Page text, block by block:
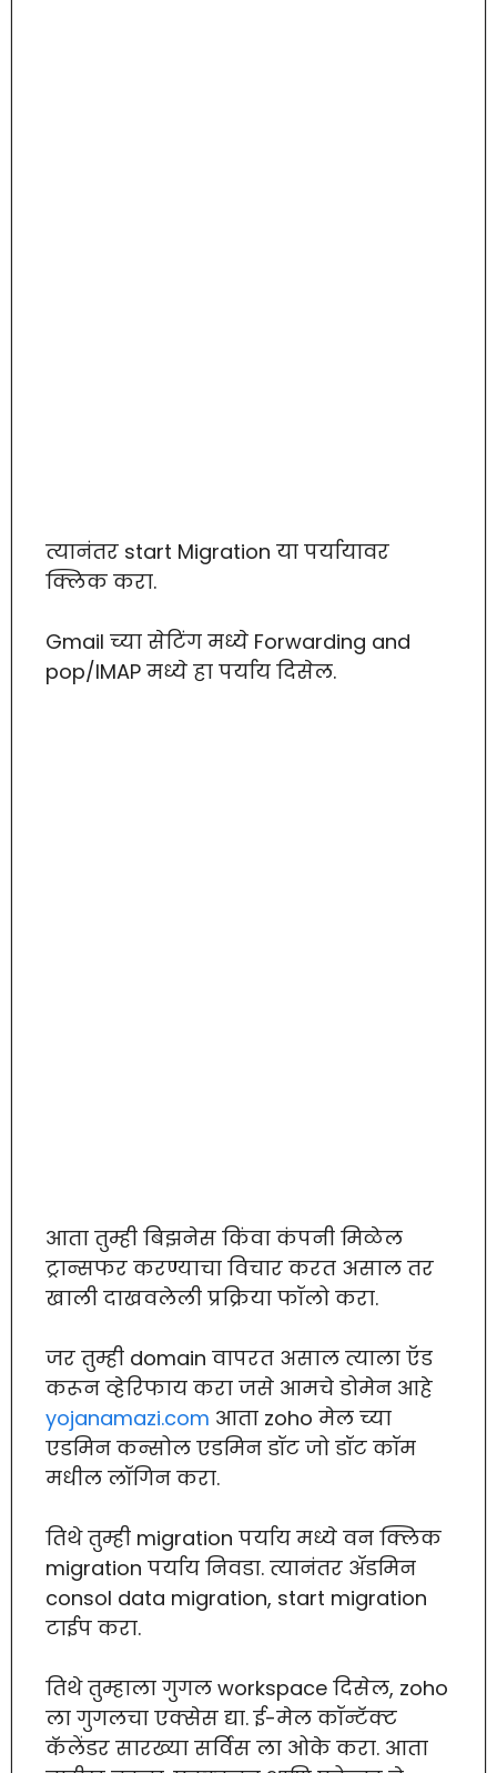
त्यानंतर start Migration या पर्यायावर
क्लिक करा.
Gmail च्या सेटिंग मध्ये Forwarding and
pop/IMAP मध्ये हा पर्याय दिसेल.
आता तुम्ही बिझनेस किंवा कंपनी मिळेल
ट्रान्सफर करण्याचा विचार करत असाल तर
खाली दाखवलेली प्रक्रिया फॉलो करा.
जर तुम्ही domain वापरत असाल त्याला ऍड
करून व्हेरिफाय करा जसे आमचे डोमेन आहे
yojanamazi.com आता zoho मेल च्या
एडमिन कन्सोल एडमिन डॉट जो डॉट कॉम
मधील लॉगिन करा.
तिथे तुम्ही migration पर्याय मध्ये वन क्लिक
migration पर्याय निवडा. त्यानंतर ॲडमिन
consol data migration, start migration
टाईप करा.
तिथे तुम्हाला गुगल workspace दिसेल, zoho
ला गुगलचा एक्सेस द्या. ई-मेल कॉन्टॅक्ट
कॅलेंडर सारख्या सर्विस ला ओके करा. आता